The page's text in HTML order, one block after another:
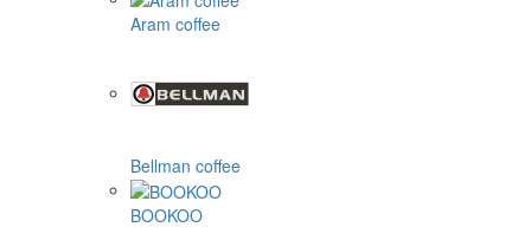
Aram coffee
Bellman coffee
BOOKOO